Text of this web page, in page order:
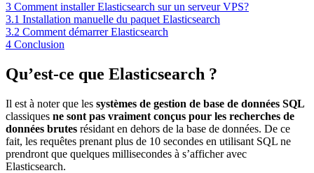
3 Comment installer Elasticsearch sur un serveur VPS?
3.1 Installation manuelle du paquet Elasticsearch
3.2 Comment démarrer Elasticsearch
4 Conclusion
Qu’est-ce que Elasticsearch ?
Il est à noter que les systèmes de gestion de base de données SQL
classiques ne sont pas vraiment conçus pour les recherches de
données brutes résidant en dehors de la base de données. De ce
fait, les requêtes prenant plus de 10 secondes en utilisant SQL ne
prendront que quelques millisecondes à s’afficher avec
Elasticsearch.